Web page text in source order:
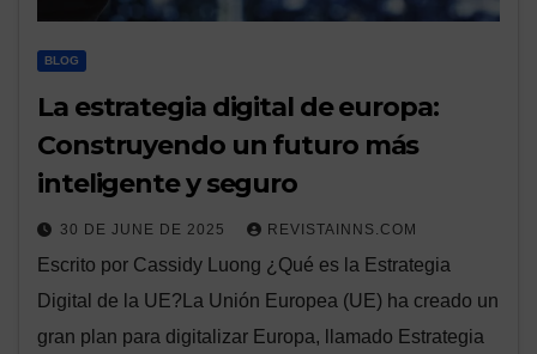
BLOG
La estrategia digital de europa:
Construyendo un futuro más
inteligente y seguro
30 DE JUNE DE 2025 REVISTAINNS.COM
Escrito por Cassidy Luong ¿Qué es la Estrategia
Digital de la UE?La Unión Europea (UE) ha creado un
gran plan para digitalizar Europa, llamado Estrategia